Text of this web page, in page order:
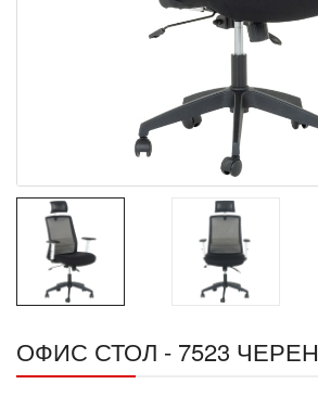
ОФИС СТОЛ - 7523 ЧЕРЕН